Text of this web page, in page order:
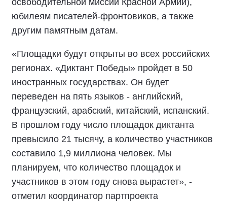
освободительной миссии Красной Армии),
юбилеям писателей-фронтовиков, а также
другим памятным датам.
«Площадки будут открыты во всех российских
регионах. «Диктант Победы» пройдет в 50
иностранных государствах. Он будет
переведен на пять языков - английский,
французский, арабский, китайский, испанский.
В прошлом году число площадок диктанта
превысило 21 тысячу, а количество участников
составило 1,9 миллиона человек. Мы
планируем, что количество площадок и
участников в этом году снова вырастет», -
отметил координатор партпроекта